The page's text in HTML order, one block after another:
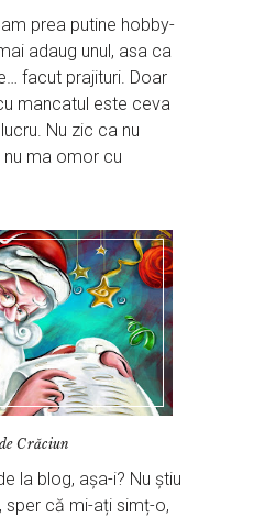
prea putine hobby-
adaug unul, asa ca
facut prajituri. Doar
mancatul este ceva
Nu zic ca nu
ma omor cu
Crăciun
la blog, așa-i? Nu știu
sper că mi-ați simț-o,